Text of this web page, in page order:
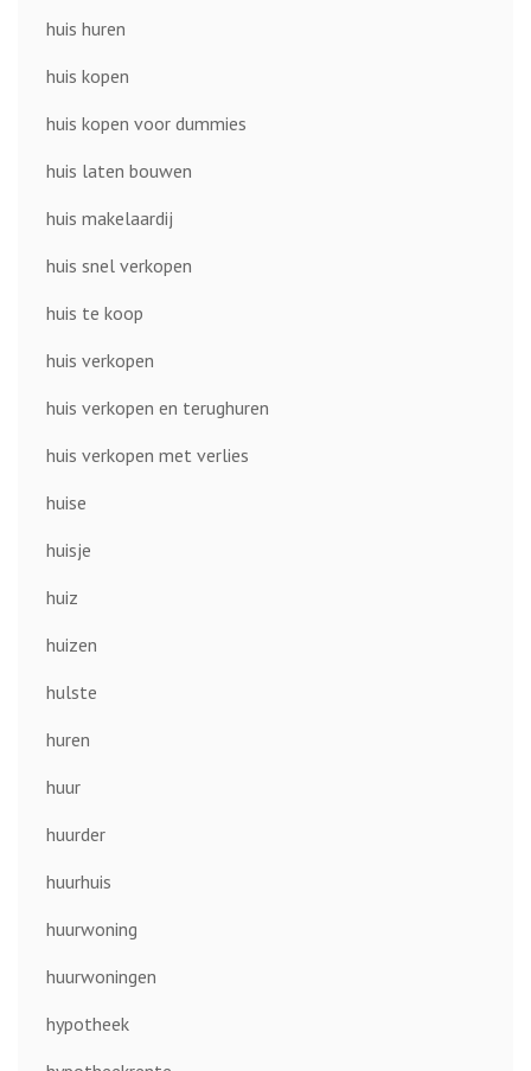
huis huren
huis kopen
huis kopen voor dummies
huis laten bouwen
huis makelaardij
huis snel verkopen
huis te koop
huis verkopen
huis verkopen en terughuren
huis verkopen met verlies
huise
huisje
huiz
huizen
hulste
huren
huur
huurder
huurhuis
huurwoning
huurwoningen
hypotheek